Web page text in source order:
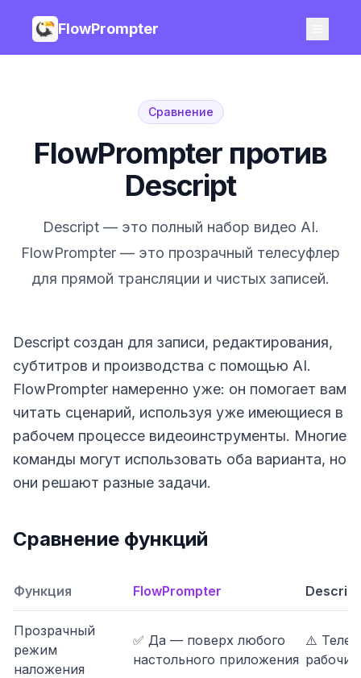
FlowPrompter
Сравнение
FlowPrompter против
Descript
Descript — это полный набор видео AI.
FlowPrompter — это прозрачный телесуфлер
для прямой трансляции и чистых записей.
Descript создан для записи, редактирования,
субтитров и производства с помощью AI.
FlowPrompter намеренно уже: он помогает вам
читать сценарий, используя уже имеющиеся в
рабочем процессе видеоинструменты. Многие
команды могут использовать оба варианта, но
они решают разные задачи.
Сравнение функций
Функция FlowPrompter Descript
Прозрачный
режим
наложения
✅ Да — поверх любого
настольного приложения
⚠️